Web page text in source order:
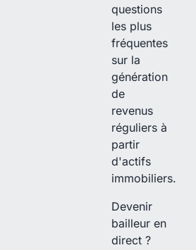
questions
les plus
fréquentes
sur la
génération
de
revenus
réguliers à
partir
d'actifs
immobiliers.
Devenir
bailleur en
direct ?